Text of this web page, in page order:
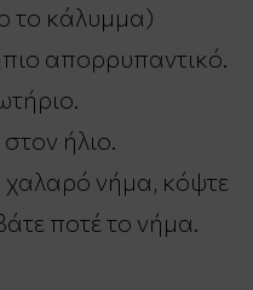
το κάλυμμα)
απορρυπαντικό.
ήλιο.
χαλαρό νήμα, κόψτε
ποτέ το νήμα.